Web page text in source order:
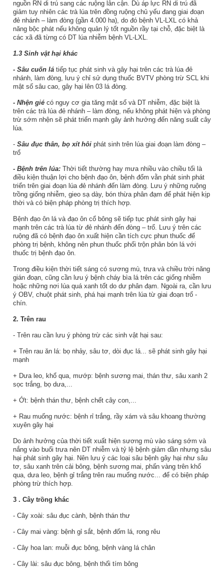
nguồn RN di trú sang các ruộng lân cận. Dù áp lực RN di trú đã
giảm tuy nhiên các trà lúa trên đồng ruộng chủ yếu đang giai đoạn
đẻ nhánh – làm đòng (gần 4.000 ha), do đó bệnh VL-LXL có khả
năng bộc phát nếu không quản lý tốt nguồn rầy tại chỗ, đặc biệt là
các xã đã từng có DT lúa nhiễm bệnh VL-LXL.
1.3 Sinh vật hại khác
- Sâu cuốn lá tiếp tục phát sinh và gây hại trên các trà lúa đẻ
nhánh, làm đòng, lưu ý chỉ sử dụng thuốc BVTV phòng trừ SCL khi
mật số sâu cao, gây hại lên 03 lá đòng.
- Nhện gié có nguy cơ gia tăng mật số và DT nhiễm, đặc biệt là
trên các trà lúa đẻ nhánh – làm đòng, nếu không phát hiện và phòng
trừ sớm nhện sẽ phát triển mạnh gây ảnh hưởng đến năng suất cây
lúa.
- Sâu đục thân, bọ xít hôi phát sinh trên lúa giai đoạn làm đòng –
trổ
- Bệnh trên lúa: Thời tiết thường hay mưa nhiều vào chiều tối là
điều kiện thuận lợi cho bệnh đạo ôn, bệnh đốm vằn phát sinh phát
triển trên giai đoạn lúa đẻ nhánh đến làm đòng. Lưu ý những ruộng
trồng giống nhiễm, gieo sạ dày, bón thừa phân đạm để phát hiện kịp
thời và có biện pháp phòng trị thích hợp.
Bệnh đạo ôn lá và đạo ôn cổ bông sẽ tiếp tục phát sinh gây hại
mạnh trên các trà lúa từ đẻ nhánh đến đòng – trổ. Lưu ý trên các
ruộng đã có bệnh đạo ôn xuất hiện cần tích cực phun thuốc để
phòng trị bệnh, không nên phun thuốc phối trộn phân bón lá với
thuốc trị bệnh đạo ôn.
Trong điều kiện thời tiết sáng có sương mù, trưa và chiều trời năng
gián đoạn, cũng cần lưu ý bệnh cháy bìa lá trên các giống nhiễm
hoặc những nơi lúa quá xanh tốt do dư phân đạm. Ngoài ra, cần lưu
ý OBV, chuột phát sinh, phá hại mạnh trên lúa từ giai đoạn trổ -
chín.
2. Trên rau
- Trên rau cần lưu ý phòng trừ các sinh vật hại sau:
+ Trên rau ăn lá: bọ nhảy, sâu tơ, dòi đục lá... sẽ phát sinh gây hại
mạnh
+ Dưa leo, khổ qua, mướp: bệnh sương mai, thán thư, sâu xanh 2
sọc trắng, bọ dưa,...
+ Ớt: bệnh thán thư, bệnh chết cây con,...
+ Rau muống nước: bệnh rỉ trắng, rầy xám và sâu khoang thường
xuyên gây hại
Do ảnh hưởng của thời tiết xuất hiện sương mù vào sáng sớm và
nắng vào buổi trưa nên DT nhiễm và tỷ lệ bệnh giảm dần nhưng sâu
hại phát sinh gây hại. Nên lưu ý các loại sâu bệnh gây hại như sâu
tơ, sâu xanh trên cải bông, bệnh sương mai, phấn vàng trên khổ
qua, dưa leo, bệnh gỉ trắng trên rau muống nước... để có biện pháp
phòng trừ thích hợp.
3 . Cây trồng khác
- Cây xoài: sâu đục cành, bệnh thán thư
- Cây mai vàng: bệnh gỉ sắt, bệnh đốm lá, rong rêu
- Cây hoa lan: muỗi đục bông, bệnh vàng lá chân
- Cây lài: sâu đục bông, bệnh thối tím bông